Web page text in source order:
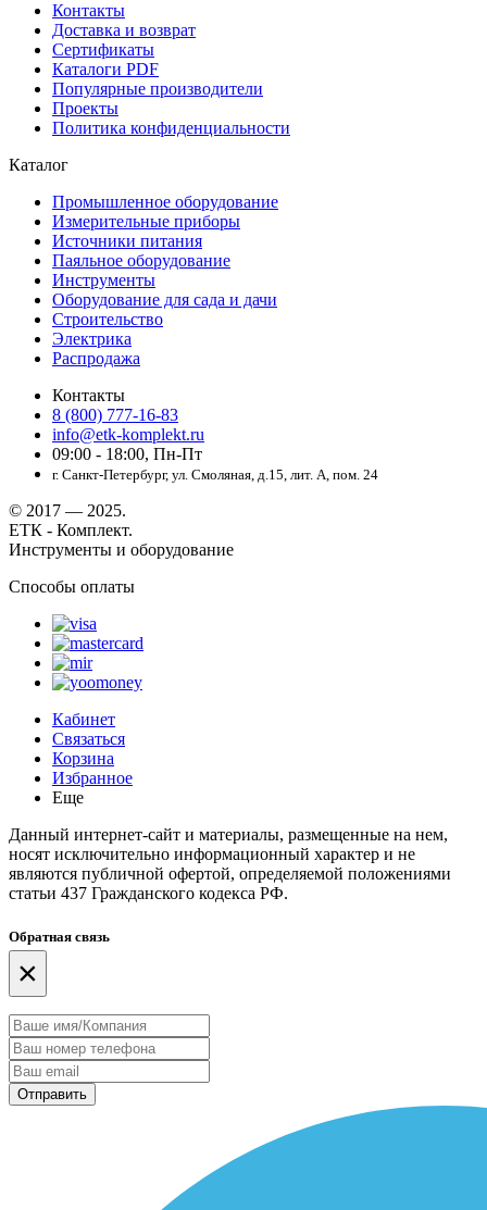
Контакты
Доставка и возврат
Сертификаты
Каталоги PDF
Популярные производители
Проекты
Политика конфиденциальности
Каталог
Промышленное оборудование
Измерительные приборы
Источники питания
Паяльное оборудование
Инструменты
Оборудование для сада и дачи
Строительство
Электрика
Распродажа
Контакты
8 (800) 777-16-83
info@etk-komplekt.ru
09:00 - 18:00, Пн-Пт
г. Санкт-Петербург, ул. Смоляная, д.15, лит. А, пом. 24
© 2017 — 2025.
ЕТК - Комплект.
Инструменты и оборудование
Способы оплаты
Кабинет
Связаться
Корзина
Избранное
Еще
Данный интернет-сайт и материалы, размещенные на нем,
носят исключительно информационный характер и не
являются публичной офертой, определяемой положениями
статьи 437 Гражданского кодекса РФ.
Обратная связь
×
Отправить